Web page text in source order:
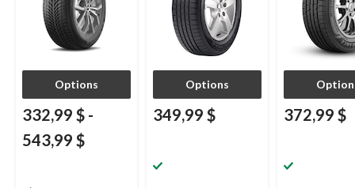
Options
332,99 $ -
543,99 $
Options
349,99 $ 372,99 $